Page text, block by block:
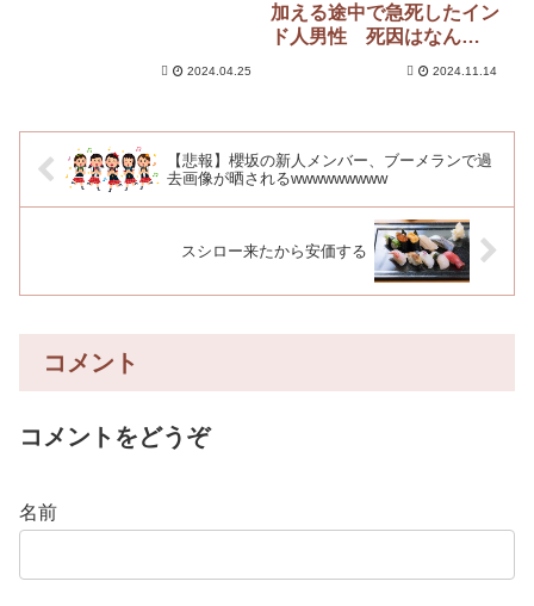
2024.04.25
加える途中で急死したイン
ド人男性 死因はなん
2024.11.14
【悲報】櫻坂の新人メンバー、ブーメランで過
去画像が晒されるwwwwwwwww
スシロー来たから安価する
コメント
コメントをどうぞ
名前